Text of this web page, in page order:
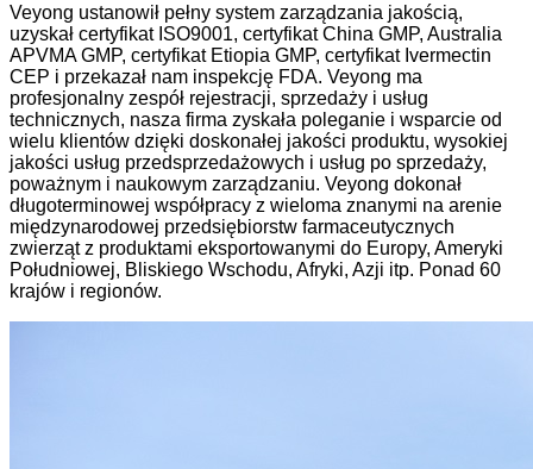
Veyong ustanowił pełny system zarządzania jakością,
uzyskał certyfikat ISO9001, certyfikat China GMP, Australia
APVMA GMP, certyfikat Etiopia GMP, certyfikat Ivermectin
CEP i przekazał nam inspekcję FDA. Veyong ma
profesjonalny zespół rejestracji, sprzedaży i usług
technicznych, nasza firma zyskała poleganie i wsparcie od
wielu klientów dzięki doskonałej jakości produktu, wysokiej
jakości usług przedsprzedażowych i usług po sprzedaży,
poważnym i naukowym zarządzaniu. Veyong dokonał
długoterminowej współpracy z wieloma znanymi na arenie
międzynarodowej przedsiębiorstw farmaceutycznych
zwierząt z produktami eksportowanymi do Europy, Ameryki
Południowej, Bliskiego Wschodu, Afryki, Azji itp. Ponad 60
krajów i regionów.